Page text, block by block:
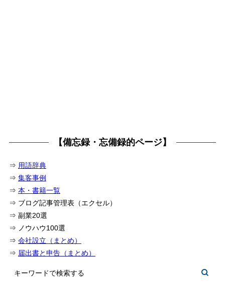
【備忘録・忘備録的ページ】
⇒ 用語辞典
⇒ 集客事例
⇒ 本・書籍一覧
⇒ ブログ記事管理表（エクセル）
⇒ 副業20選
⇒ ノウハウ100選
⇒ 会社設立（まとめ）
⇒ 届出書と申告（まとめ）